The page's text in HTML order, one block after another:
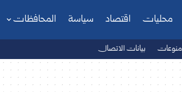
محليات اقتصاد سياسة المحافظات
منوعات بيانات الاتصال